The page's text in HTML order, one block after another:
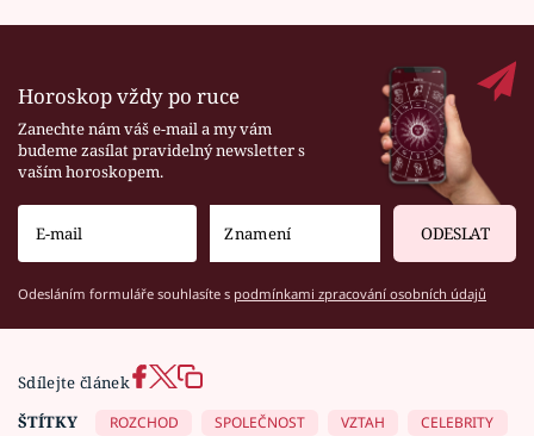
Horoskop vždy po ruce
Zanechte nám váš e-mail a my vám
budeme zasílat pravidelný newsletter s
vaším horoskopem.
ODESLAT
Odesláním formuláře souhlasíte s podmínkami zpracování osobních údajů
Sdílejte článek
ŠTÍTKY
ROZCHOD SPOLEČNOST VZTAH
CELEBRITY